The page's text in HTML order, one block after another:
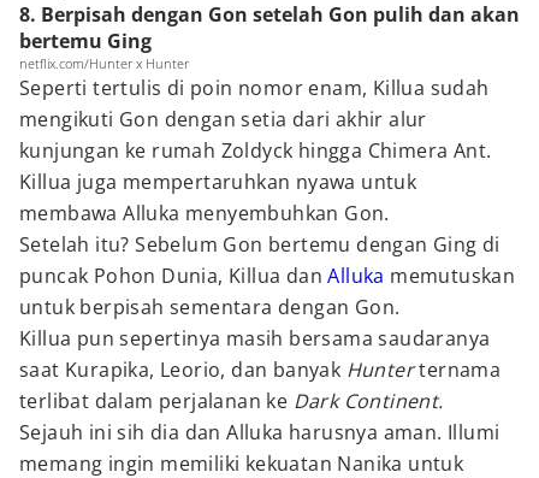
8. Berpisah dengan Gon setelah Gon pulih dan akan
bertemu Ging
netflix.com/Hunter x Hunter
Seperti tertulis di poin nomor enam, Killua sudah
mengikuti Gon dengan setia dari akhir alur
kunjungan ke rumah Zoldyck hingga Chimera Ant.
Killua juga mempertaruhkan nyawa untuk
membawa Alluka menyembuhkan Gon.
Setelah itu? Sebelum Gon bertemu dengan Ging di
puncak Pohon Dunia, Killua danAlluka memutuskan
untuk berpisah sementara dengan Gon.
Killua pun sepertinya masih bersama saudaranya
saat Kurapika, Leorio, dan banyak Hunterternama
terlibat dalam perjalanan ke Dark Continent.
Sejauh ini sih dia dan Alluka harusnya aman. Illumi
memang ingin memiliki kekuatan Nanika untuk